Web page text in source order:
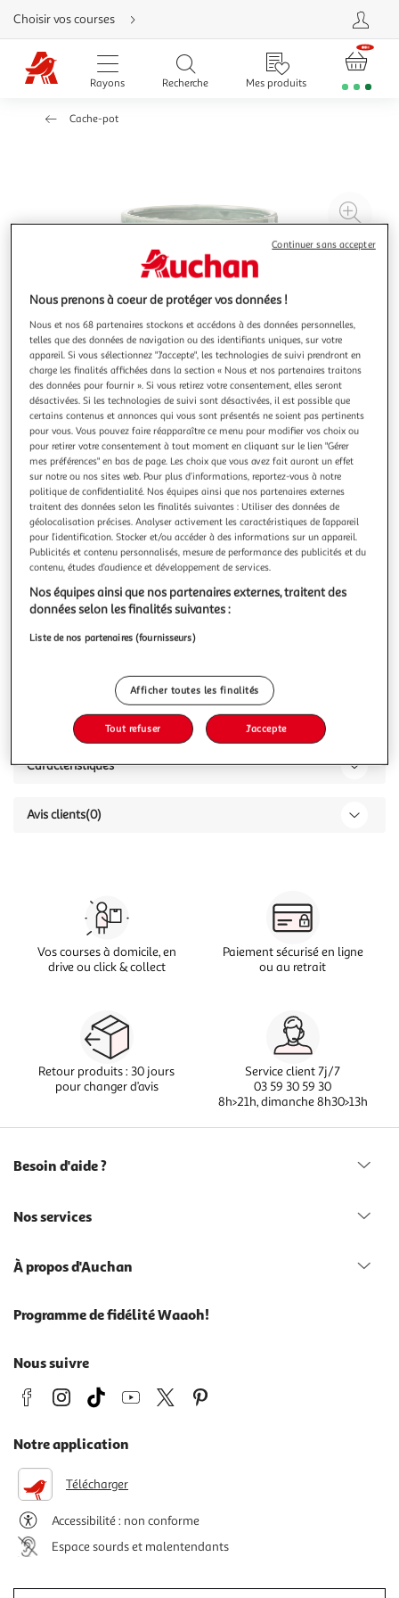
Aller
directement
au
contenu
Aller
directement
Aller
rubrique
Choisir vos courses
Rayons Recherche Mes produits
Cache-pot
à
Illustration
précédente
Illustration
suivante
J-LINE
Cache-pot déco en céramique folny 17cm vert
Informations Techniques : Dimensions : D. 17 x H. 15,3 cm
Matière : Céramique Spécificités : Pratique & Utile Cache-
Pot Design Forme Ronde Motif Ovale Poids : 1 kg Couleur :
En savoir +
Vous voulez connaître le prix de ce produit ?
Description
Caractéristiques
Avis clients(0)
Vos courses à domicile, en
drive ou click & collect
Paiement sécurisé en ligne
ou au retrait
Retour produits : 30 jours
pour changer d’avis
Service client 7j/7
03 59 30 59 30
8h>21h, dimanche 8h30>13h
Besoin d'aide ?
Nos services
À propos d'Auchan
Programme de fidélité Waaoh!
Nous suivre
Notre application
Télécharger
Accessibilité : non conforme
Espace sourds et malentendants
Nous prenons à coeur de protéger vos données !
Nous et nos 68 partenaires stockons et accédons à des données personnelles,
telles que des données de navigation ou des identifiants uniques, sur votre
appareil. Si vous sélectionnez "J'accepte", les technologies de suivi prendront en
charge les finalités affichées dans la section « Nous et nos partenaires traitons
des données pour fournir ». Si vous retirez votre consentement, elles seront
désactivées. Si les technologies de suivi sont désactivées, il est possible que
certains contenus et annonces qui vous sont présentés ne soient pas pertinents
pour vous. Vous pouvez faire réapparaître ce menu pour modifier vos choix ou
pour retirer votre consentement à tout moment en cliquant sur le lien "Gérer
mes préférences" en bas de page. Les choix que vous avez fait auront un effet
sur notre ou nos sites web. Pour plus d’informations, reportez-vous à notre
politique de confidentialité. Nos équipes ainsi que nos partenaires externes
traitent des données selon les finalités suivantes : Utiliser des données de
géolocalisation précises. Analyser activement les caractéristiques de l’appareil
pour l’identification. Stocker et/ou accéder à des informations sur un appareil.
Publicités et contenu personnalisés, mesure de performance des publicités et du
contenu, études d’audience et développement de services.
Nos équipes ainsi que nos partenaires externes, traitent des
données selon les finalités suivantes :
Liste de nos partenaires (fournisseurs)
Afficher toutes les finalités
Tout refuser J'accepte
Continuer sans accepter